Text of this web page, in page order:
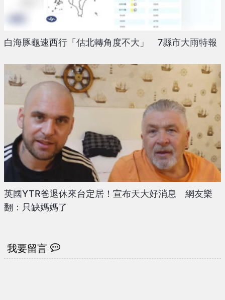
白海豚龜速西行「估北轉角度不大」 7縣市大雨特報
英國YTR爸退休來台定居！宣布天大好消息 網友樂
翻：只缺媽媽了
我要留言